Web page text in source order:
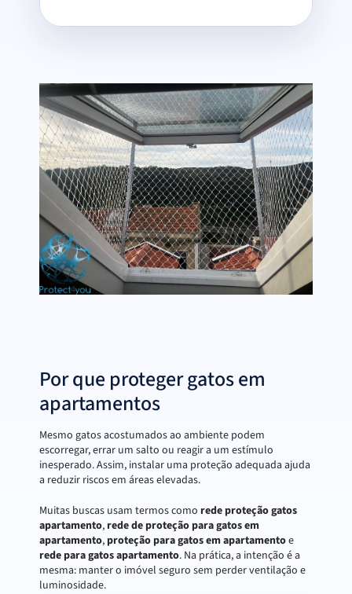
Por que proteger gatos em
apartamentos
Mesmo gatos acostumados ao ambiente podem
escorregar, errar um salto ou reagir a um estímulo
inesperado. Assim, instalar uma proteção adequada ajuda
a reduzir riscos em áreas elevadas.
Muitas buscas usam termos como rede proteção gatos
apartamento, rede de proteção para gatos em
apartamento, proteção para gatos em apartamentoe
rede para gatos apartamento. Na prática, a intenção é a
mesma: manter o imóvel seguro sem perder ventilação e
luminosidade.